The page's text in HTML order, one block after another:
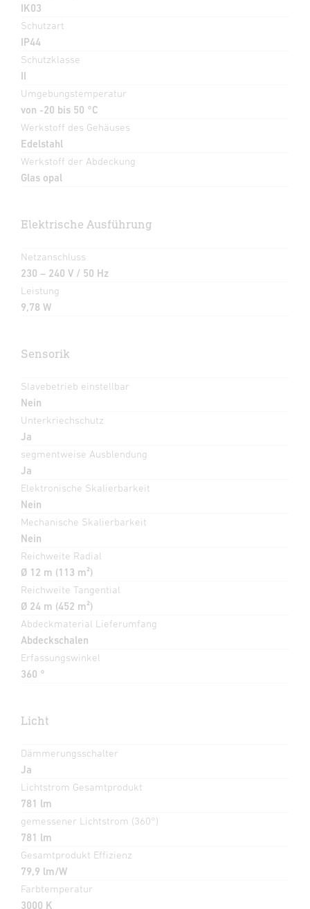
IK03
Schutzart
IP44
Schutzklasse
II
Umgebungstemperatur
von -20 bis 50 °C
Werkstoff des Gehäuses
Edelstahl
Werkstoff der Abdeckung
Glas opal
Elektrische Ausführung
Netzanschluss
230 – 240 V / 50 Hz
Leistung
9,78 W
Sensorik
Slavebetrieb einstellbar
Nein
Unterkriechschutz
Ja
segmentweise Ausblendung
Ja
Elektronische Skalierbarkeit
Nein
Mechanische Skalierbarkeit
Nein
Reichweite Radial
Ø 12 m (113 m²)
Reichweite Tangential
Ø 24 m (452 m²)
Abdeckmaterial Lieferumfang
Abdeckschalen
Erfassungswinkel
360 °
Licht
Dämmerungsschalter
Ja
Lichtstrom Gesamtprodukt
781 lm
gemessener Lichtstrom (360°)
781 lm
Gesamtprodukt Effizienz
79,9 lm/W
Farbtemperatur
3000 K